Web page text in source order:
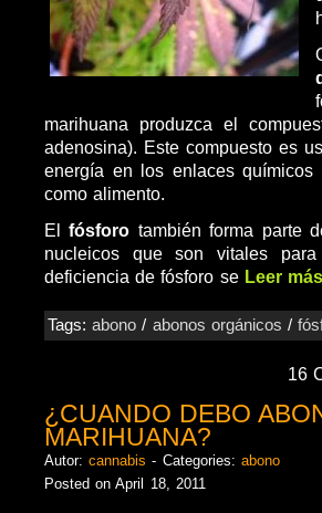
marihuana produzca el
adenosina). Este compuesto es
energía en los enlaces
como alimento.
Elfósforo también forma parte
nucleicos que son vitales
deficiencia de fósforo se Leer
Tags:abono / abonos orgánicos /
16
¿CUANDO DEBO
MARIHUANA?
Autor:cannabis - Categories: abono
Posted on April 18, 2011